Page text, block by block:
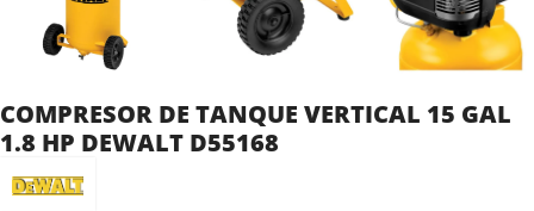
COMPRESOR DE TANQUE VERTICAL 15 GAL
1.8 HP DEWALT D55168